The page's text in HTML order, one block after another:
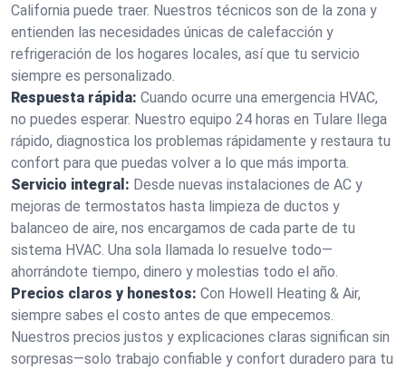
California puede traer. Nuestros técnicos son de la zona y
entienden las necesidades únicas de calefacción y
refrigeración de los hogares locales, así que tu servicio
siempre es personalizado.
Respuesta rápida: Cuando ocurre una emergencia HVAC,
no puedes esperar. Nuestro equipo 24 horas en Tulare llega
rápido, diagnostica los problemas rápidamente y restaura tu
confort para que puedas volver a lo que más importa.
Servicio integral: Desde nuevas instalaciones de AC y
mejoras de termostatos hasta limpieza de ductos y
balanceo de aire, nos encargamos de cada parte de tu
sistema HVAC. Una sola llamada lo resuelve todo—
ahorrándote tiempo, dinero y molestias todo el año.
Precios claros y honestos: Con Howell Heating & Air,
siempre sabes el costo antes de que empecemos.
Nuestros precios justos y explicaciones claras significan sin
sorpresas—solo trabajo confiable y confort duradero para tu